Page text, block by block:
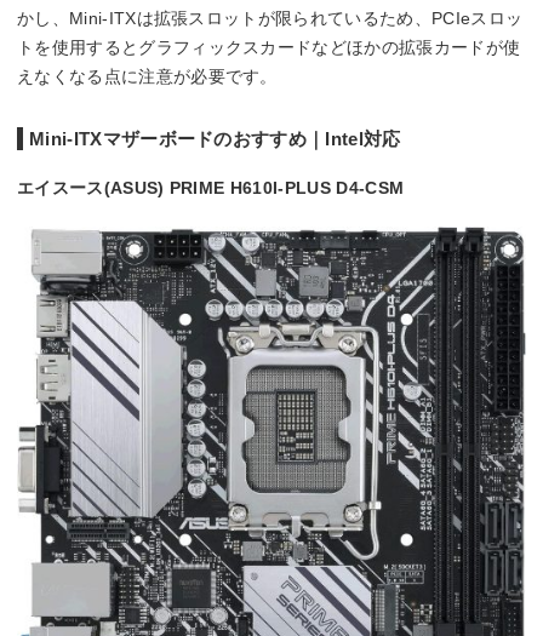
かし、Mini-ITXは拡張スロットが限られているため、PCIeスロッ
トを使用するとグラフィックスカードなどほかの拡張カードが使
えなくなる点に注意が必要です。
Mini-ITXマザーボードのおすすめ｜Intel対応
エイスース(ASUS) PRIME H610I-PLUS D4-CSM